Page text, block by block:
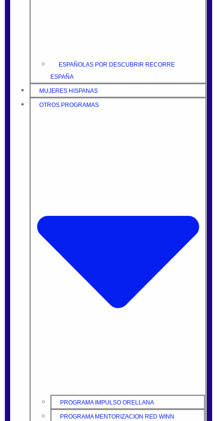
ESPAÑOLAS POR DESCUBRIR RECORRE
ESPAÑA
MUJERES HISPANAS
OTROS PROGRAMAS
PROGRAMA IMPULSO ORELLANA
PROGRAMA MENTORIZACION RED WINN